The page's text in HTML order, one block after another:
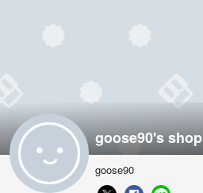
goose90's shop
goose90